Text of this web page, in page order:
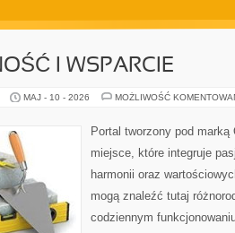
I WSPARCIE
MAJ - 10 - 2026 MOŻLIWOŚĆ
Portal tworzony pod
miejsce, które integruje
harmonii oraz
mogą znaleźć tutaj
codziennym